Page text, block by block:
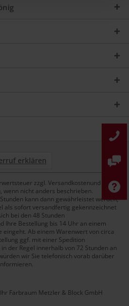
erklären
zzgl. Versandkostenund ggf.
wenn nicht anders beschrieben.
kann dann gewährleistet werden,
als sofort versandfertig gekennzeichnet
bei den 48 Stunden
Ihre Bestellung bis 14 Uhr an einem
eingeht. Ab einem Warenwert von circa
ggf. mit einer Spedition
der Regel innerhalb von 72 Stunden an
wir Sie telefonisch vorab darüber
Farbraum Metzler & Block GmbH